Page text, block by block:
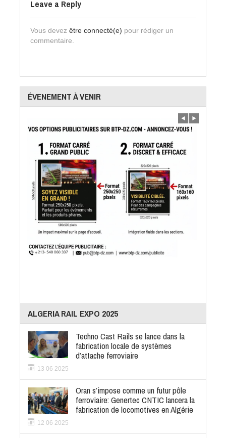
Leave a Reply
Vous devez être connecté(e) pour rédiger un
commentaire.
ÉVENEMENT À VENIR
ALGERIA RAIL EXPO 2025
Techno Cast Rails se lance dans la
fabrication locale de systèmes
d’attache ferroviaire
13 06 2025
Oran s’impose comme un futur pôle
ferroviaire: Genertec CNTIC lancera la
fabrication de locomotives en Algérie
12 06 2025